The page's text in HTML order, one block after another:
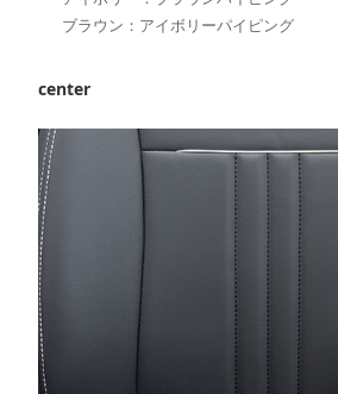
ブラウン：アイボリーパイピング
center